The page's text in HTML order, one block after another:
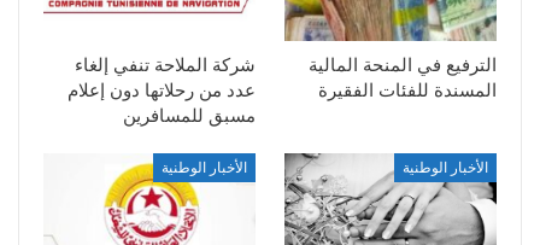
الترفيع في المنحة المالية
المسندة للفئات الفقيرة
شركة الملاحة تنفي إلغاء
عدد من رحلاتها دون إعلام
مسبق للمسافرين
الأخبار الوطنية الأخبار الوطنية